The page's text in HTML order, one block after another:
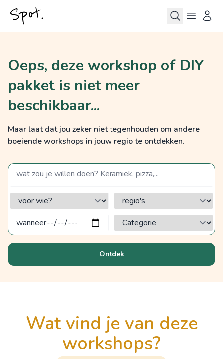
Oeps, deze workshop of DIY
pakket is niet meer
beschikbaar...
Maar laat dat jou zeker niet tegenhouden om andere
boeiende workshops in jouw regio te ontdekken.
zoek op een term
voor wie? regio's
Categorie?
Ontdek
wat vind je van deze
workshops?